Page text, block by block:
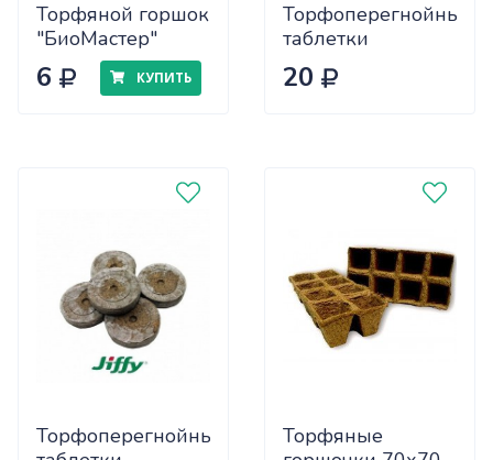
Торфяной горшок
"БиоМастер"
10х9см 1шт
6 КУПИТЬ
Торфоперегнойные
таблетки
Джифи-7 (44мм)
20
Торфоперегнойные
Торфяные